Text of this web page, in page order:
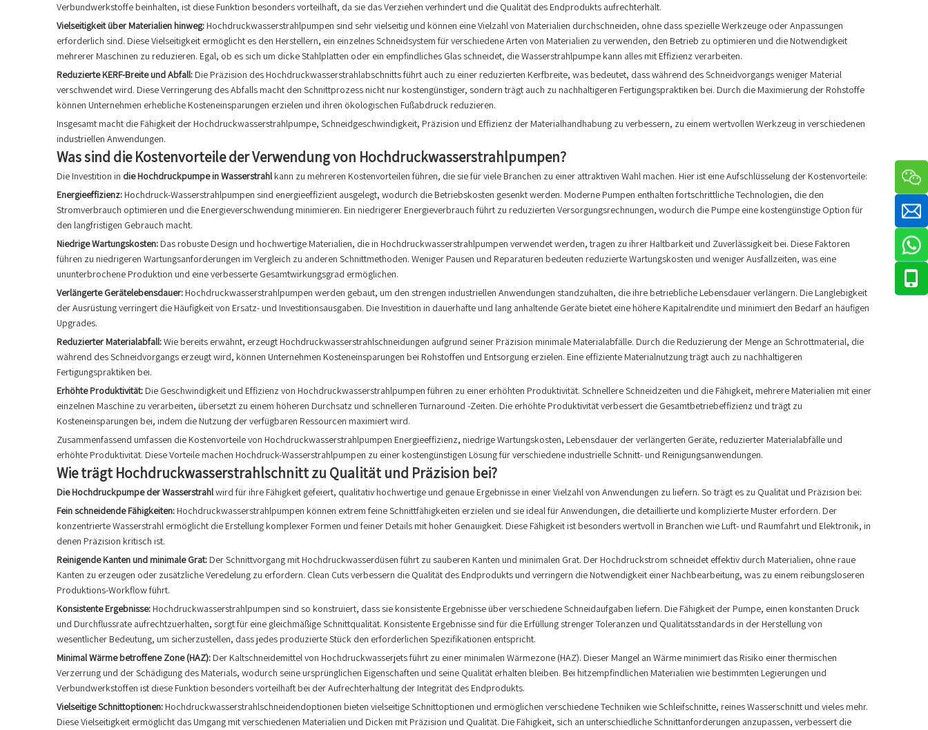
Verbundwerkstoffe beinhalten, ist diese Funktion besonders vorteilhaft, da sie das Verziehen verhindert und die Qualität des Endprodukts aufrechterhält.
Vielseitigkeit über Materialien hinweg: Hochdruckwasserstrahlpumpen sind sehr vielseitig und können eine Vielzahl von Materialien durchschneiden, ohne dass spezielle Werkzeuge oder Anpassungen
erforderlich sind. Diese Vielseitigkeit ermöglicht es den Herstellern, ein einzelnes Schneidsystem für verschiedene Arten von Materialien zu verwenden, den Betrieb zu optimieren und die Notwendigkeit
mehrerer Maschinen zu reduzieren. Egal, ob es sich um dicke Stahlplatten oder ein empfindliches Glas schneidet, die Wasserstrahlpumpe kann alles mit Effizienz verarbeiten.
Reduzierte KERF-Breite und Abfall: Die Präzision des Hochdruckwasserstrahlabschnitts führt auch zu einer reduzierten Kerfbreite, was bedeutet, dass während des Schneidvorgangs weniger Material
verschwendet wird. Diese Verringerung des Abfalls macht den Schnittprozess nicht nur kostengünstiger, sondern trägt auch zu nachhaltigeren Fertigungspraktiken bei. Durch die Maximierung der Rohstoffe
können Unternehmen erhebliche Kosteneinsparungen erzielen und ihren ökologischen Fußabdruck reduzieren.
Insgesamt macht die Fähigkeit der Hochdruckwasserstrahlpumpe, Schneidgeschwindigkeit, Präzision und Effizienz der Materialhandhabung zu verbessern, zu einem wertvollen Werkzeug in verschiedenen
industriellen Anwendungen.
Was sind die Kostenvorteile der Verwendung von Hochdruckwasserstrahlpumpen?
Die Investition in die Hochdruckpumpe in Wasserstrahlkann zu mehreren Kostenvorteilen führen, die sie für viele Branchen zu einer attraktiven Wahl machen. Hier ist eine Aufschlüsselung der Kostenvorteile:
Energieeffizienz: Hochdruck-Wasserstrahlpumpen sind energieeffizient ausgelegt, wodurch die Betriebskosten gesenkt werden. Moderne Pumpen enthalten fortschrittliche Technologien, die den
Stromverbrauch optimieren und die Energieverschwendung minimieren. Ein niedrigerer Energieverbrauch führt zu reduzierten Versorgungsrechnungen, wodurch die Pumpe eine kostengünstige Option für
den langfristigen Gebrauch macht.
Niedrige Wartungskosten: Das robuste Design und hochwertige Materialien, die in Hochdruckwasserstrahlpumpen verwendet werden, tragen zu ihrer Haltbarkeit und Zuverlässigkeit bei. Diese Faktoren
führen zu niedrigeren Wartungsanforderungen im Vergleich zu anderen Schnittmethoden. Weniger Pausen und Reparaturen bedeuten reduzierte Wartungskosten und weniger Ausfallzeiten, was eine
ununterbrochene Produktion und eine verbesserte Gesamtwirkungsgrad ermöglichen.
Verlängerte Gerätelebensdauer: Hochdruckwasserstrahlpumpen werden gebaut, um den strengen industriellen Anwendungen standzuhalten, die ihre betriebliche Lebensdauer verlängern. Die Langlebigkeit
der Ausrüstung verringert die Häufigkeit von Ersatz- und Investitionsausgaben. Die Investition in dauerhafte und lang anhaltende Geräte bietet eine höhere Kapitalrendite und minimiert den Bedarf an häufigen
Upgrades.
Reduzierter Materialabfall:Wie bereits erwähnt, erzeugt Hochdruckwasserstrahlschneidungen aufgrund seiner Präzision minimale Materialabfälle. Durch die Reduzierung der Menge an Schrottmaterial, die
während des Schneidvorgangs erzeugt wird, können Unternehmen Kosteneinsparungen bei Rohstoffen und Entsorgung erzielen. Eine effiziente Materialnutzung trägt auch zu nachhaltigeren
Fertigungspraktiken bei.
Erhöhte Produktivität: Die Geschwindigkeit und Effizienz von Hochdruckwasserstrahlpumpen führen zu einer erhöhten Produktivität. Schnellere Schneidzeiten und die Fähigkeit, mehrere Materialien mit einer
einzelnen Maschine zu verarbeiten, übersetzt zu einem höheren Durchsatz und schnelleren Turnaround -Zeiten. Die erhöhte Produktivität verbessert die Gesamtbetriebeffizienz und trägt zu
Kosteneinsparungen bei, indem die Nutzung der verfügbaren Ressourcen maximiert wird.
Zusammenfassend umfassen die Kostenvorteile von Hochdruckwasserstrahlpumpen Energieeffizienz, niedrige Wartungskosten, Lebensdauer der verlängerten Geräte, reduzierter Materialabfälle und
erhöhte Produktivität. Diese Vorteile machen Hochdruck-Wasserstrahlpumpen zu einer kostengünstigen Lösung für verschiedene industrielle Schnitt- und Reinigungsanwendungen.
Wie trägt Hochdruckwasserstrahlschnitt zu Qualität und Präzision bei?
Die Hochdruckpumpe der Wasserstrahlwird für ihre Fähigkeit gefeiert, qualitativ hochwertige und genaue Ergebnisse in einer Vielzahl von Anwendungen zu liefern. So trägt es zu Qualität und Präzision bei:
Fein schneidende Fähigkeiten: Hochdruckwasserstrahlpumpen können extrem feine Schnittfähigkeiten erzielen und sie ideal für Anwendungen, die detaillierte und komplizierte Muster erfordern. Der
konzentrierte Wasserstrahl ermöglicht die Erstellung komplexer Formen und feiner Details mit hoher Genauigkeit. Diese Fähigkeit ist besonders wertvoll in Branchen wie Luft- und Raumfahrt und Elektronik, in
denen Präzision kritisch ist.
Reinigende Kanten und minimale Grat: Der Schnittvorgang mit Hochdruckwasserdüsen führt zu sauberen Kanten und minimalen Grat. Der Hochdruckstrom schneidet effektiv durch Materialien, ohne raue
Kanten zu erzeugen oder zusätzliche Veredelung zu erfordern. Clean Cuts verbessern die Qualität des Endprodukts und verringern die Notwendigkeit einer Nachbearbeitung, was zu einem reibungsloseren
Produktions-Workflow führt.
Konsistente Ergebnisse: Hochdruckwasserstrahlpumpen sind so konstruiert, dass sie konsistente Ergebnisse über verschiedene Schneidaufgaben liefern. Die Fähigkeit der Pumpe, einen konstanten Druck
und Durchflussrate aufrechtzuerhalten, sorgt für eine gleichmäßige Schnittqualität. Konsistente Ergebnisse sind für die Erfüllung strenger Toleranzen und Qualitätsstandards in der Herstellung von
wesentlicher Bedeutung, um sicherzustellen, dass jedes produzierte Stück den erforderlichen Spezifikationen entspricht.
Minimal Wärme betroffene Zone (HAZ): Der Kaltschneidemittel von Hochdruckwasserjets führt zu einer minimalen Wärmezone (HAZ). Dieser Mangel an Wärme minimiert das Risiko einer thermischen
Verzerrung und der Schädigung des Materials, wodurch seine ursprünglichen Eigenschaften und seine Qualität erhalten bleiben. Bei hitzempfindlichen Materialien wie bestimmten Legierungen und
Verbundwerkstoffen ist diese Funktion besonders vorteilhaft bei der Aufrechterhaltung der Integrität des Endprodukts.
Vielseitige Schnittoptionen: Hochdruckwasserstrahlschneidendoptionen bieten vielseitige Schnittoptionen und ermöglichen verschiedene Techniken wie Schleifschnitte, reines Wasserschnitt und vieles mehr.
Diese Vielseitigkeit ermöglicht das Umgang mit verschiedenen Materialien und Dicken mit Präzision und Qualität. Die Fähigkeit, sich an unterschiedliche Schnittanforderungen anzupassen, verbessert die